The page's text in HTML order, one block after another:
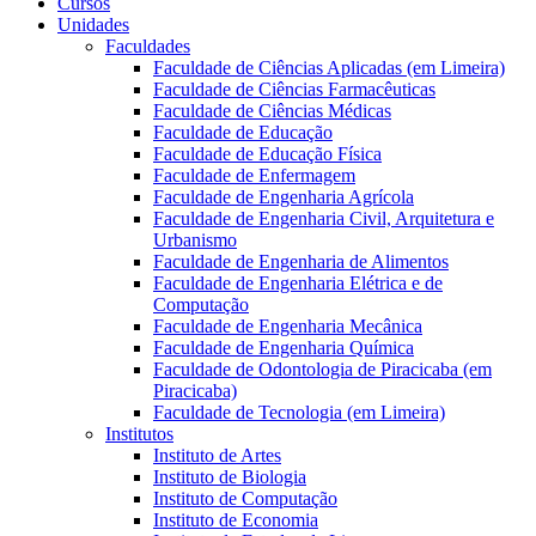
Unidades
Faculdades
Faculdade de Ciências Aplicadas (em Limeira)
Faculdade de Ciências Farmacêuticas
Faculdade de Ciências Médicas
Faculdade de Educação
Faculdade de Educação Física
Faculdade de Enfermagem
Faculdade de Engenharia Agrícola
Faculdade de Engenharia Civil, Arquitetura e
Urbanismo
Faculdade de Engenharia de Alimentos
Faculdade de Engenharia Elétrica e de
Computação
Faculdade de Engenharia Mecânica
Faculdade de Engenharia Química
Faculdade de Odontologia de Piracicaba (em
Piracicaba)
Faculdade de Tecnologia (em Limeira)
Institutos
Instituto de Artes
Instituto de Biologia
Instituto de Computação
Instituto de Economia